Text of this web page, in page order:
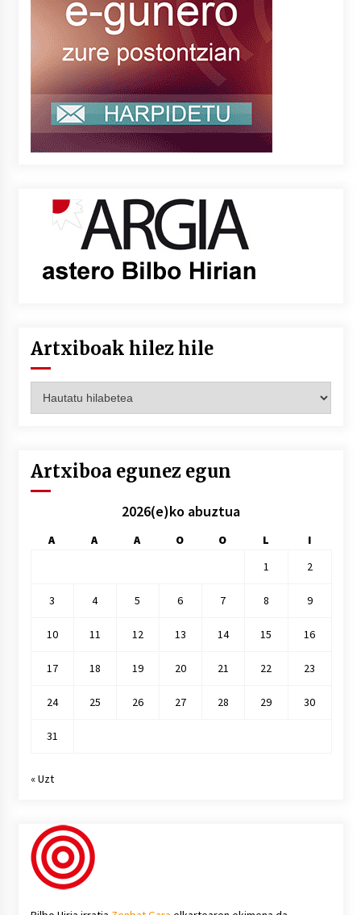
Artxiboak hilez hile
hilez
Artxiboa egunez egun
2026(e)ko abuztua
A A A O O L
I
1
2
3 4 5 6 7 8 9
10 11 12 13 14 15 16
17 18 19 20 21 22 23
24 25 26 27 28 29 30
31
« Uzt